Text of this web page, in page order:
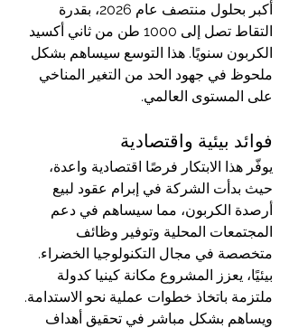
أكبر بحلول منتصف عام 2026، بقدرة
التقاط تصل إلى 1000 طن من ثاني أكسيد
الكربون سنويًا. هذا التوسع سيساهم بشكل
ملحوظ في جهود الحد من التغير المناخي
على المستوى العالمي.
فوائد بيئية واقتصادية
يوفّر هذا الابتكار فرصًا اقتصادية واعدة،
حيث بدأت الشركة في إبرام عقود لبيع
أرصدة الكربون، مما سيساهم في دعم
المجتمعات المحلية وتوفير وظائف
متخصصة في مجال التكنولوجيا الخضراء.
بيئيًا، يعزز المشروع مكانة كينيا كدولة
ملتزمة باتخاذ خطوات عملية نحو الاستدامة.
ويساهم بشكل مباشر في تحقيق أهداف